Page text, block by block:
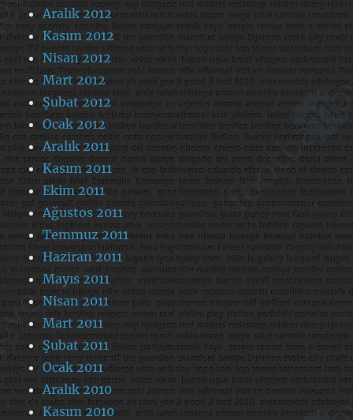
Aralık 2012
Kasım 2012
Nisan 2012
Mart 2012
Şubat 2012
Ocak 2012
Aralık 2011
Kasım 2011
Ekim 2011
Ağustos 2011
Temmuz 2011
Haziran 2011
Mayıs 2011
Nisan 2011
Mart 2011
Şubat 2011
Ocak 2011
Aralık 2010
Kasım 2010